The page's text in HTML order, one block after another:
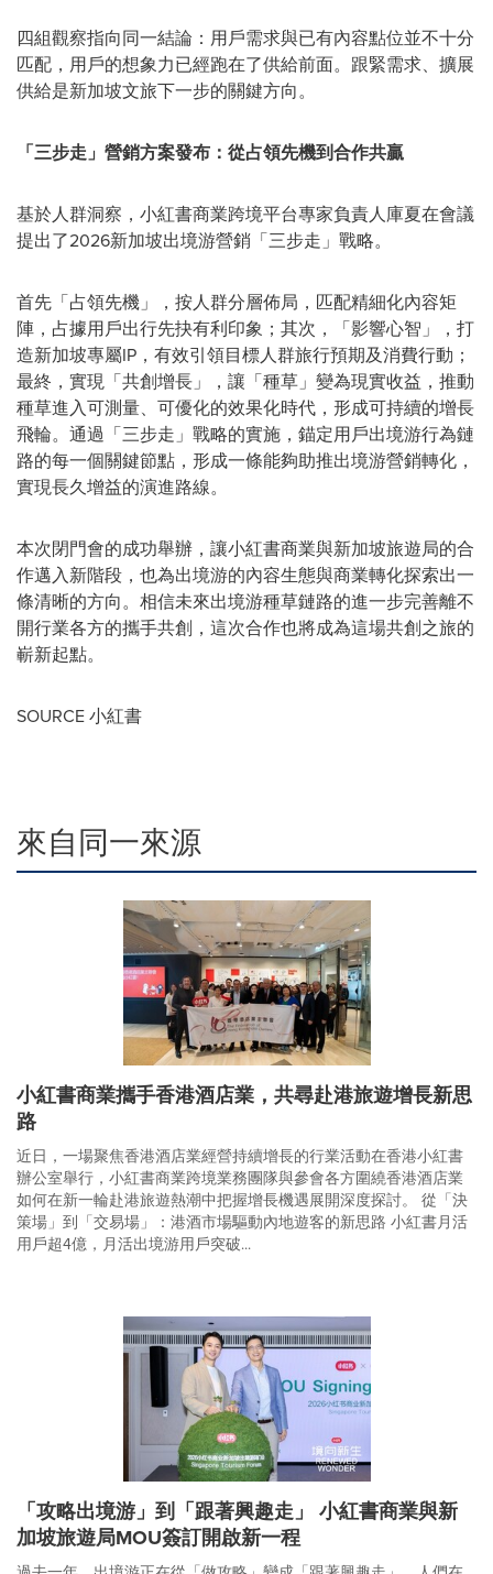
四組觀察指向同一結論：用戶需求與已有內容點位並不十分
匹配，用戶的想象力已經跑在了供給前面。跟緊需求、擴展
供給是新加坡文旅下一步的關鍵方向。
「三步走」營銷方案發布：從占領先機到合作共贏
基於人群洞察，小紅書商業跨境平台專家負責人庫夏在會議
提出了2026新加坡出境游營銷「三步走」戰略。
首先「占領先機」，按人群分層佈局，匹配精細化內容矩
陣，占據用戶出行先抉有利印象；其次，「影響心智」，打
造新加坡專屬IP，有效引領目標人群旅行預期及消費行動；
最終，實現「共創增長」，讓「種草」變為現實收益，推動
種草進入可測量、可優化的效果化時代，形成可持續的增長
飛輪。通過「三步走」戰略的實施，錨定用戶出境游行為鏈
路的每一個關鍵節點，形成一條能夠助推出境游營銷轉化，
實現長久增益的演進路線。
本次閉門會的成功舉辦，讓小紅書商業與新加坡旅遊局的合
作邁入新階段，也為出境游的內容生態與商業轉化探索出一
條清晰的方向。相信未來出境游種草鏈路的進一步完善離不
開行業各方的攜手共創，這次合作也將成為這場共創之旅的
嶄新起點。
SOURCE 小紅書
來自同一來源
小紅書商業攜手香港酒店業，共尋赴港旅遊增長新思
路
近日，一場聚焦香港酒店業經營持續增長的行業活動在香港小紅書
辦公室舉行，小紅書商業跨境業務團隊與參會各方圍繞香港酒店業
如何在新一輪赴港旅遊熱潮中把握增長機遇展開深度探討。 從「決
策場」到「交易場」：港酒市場驅動內地遊客的新思路 小紅書月活
用戶超4億，月活出境游用戶突破...
「攻略出境游」到「跟著興趣走」 小紅書商業與新
加坡旅遊局MOU簽訂開啟新一程